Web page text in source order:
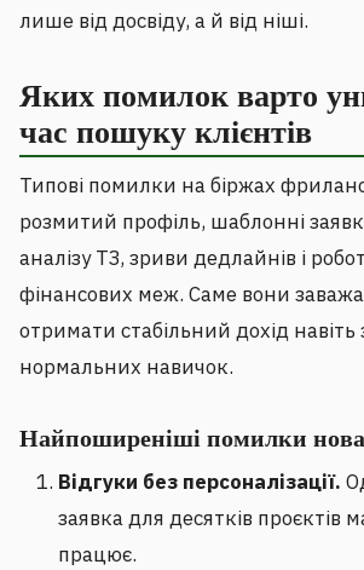
лише від досвіду, а й від ніші.
Яких помилок варто
час пошуку клієнтів
Типові помилки на біржах
розмитий профіль, шаблонні
аналізу ТЗ, зриви дедлайнів і
фінансових меж. Саме вони
отримати стабільний дохід навіть
нормальних навичок.
Найпоширеніші помилки
Відгуки без персоналізації.
заявка для десятків проєктів
працює.